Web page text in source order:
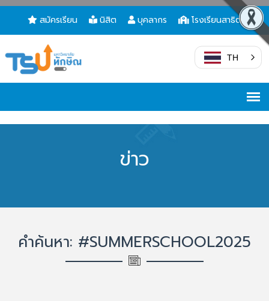
สมัครเรียน นิสิต บุคลากร โรงเรียนสาธิต
TH
ข่าว
คำค้นหา: #SUMMERSCHOOL2025